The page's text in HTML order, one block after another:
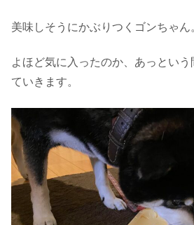
美味しそうにかぶりつくゴンちゃん
よほど気に入ったのか、あっとい
ていきます。